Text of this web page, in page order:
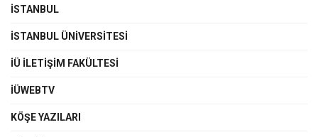
İSTANBUL
İSTANBUL ÜNIVERSITESI
İÜ İLETIŞIM FAKÜLTESI
İÜWEBTV
KÖŞE YAZILARI